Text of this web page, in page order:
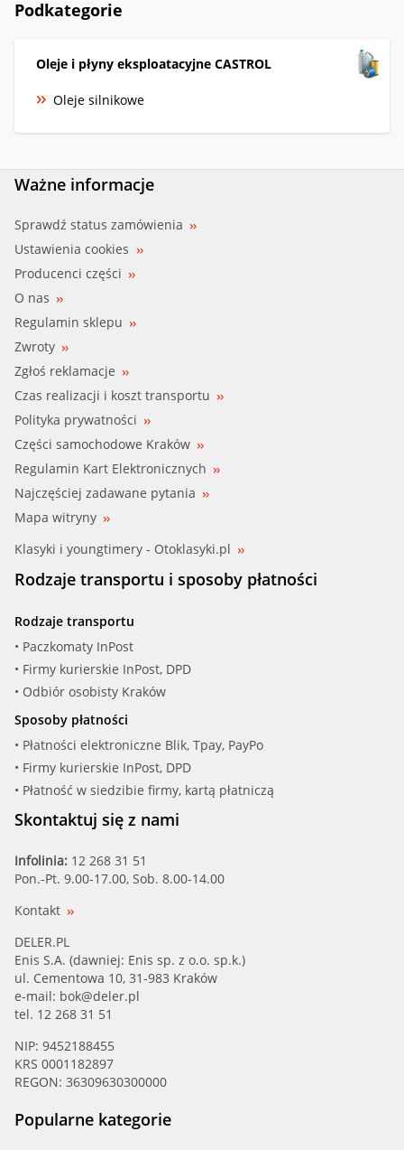
Podkategorie
Oleje i płyny eksploatacyjne CASTROL
Oleje silnikowe
Ważne informacje
Sprawdź status zamówienia
Ustawienia cookies
Producenci części
O nas
Regulamin sklepu
Zwroty
Zgłoś reklamacje
Czas realizacji i koszt transportu
Polityka prywatności
Części samochodowe Kraków
Regulamin Kart Elektronicznych
Najczęściej zadawane pytania
Mapa witryny
Klasyki i youngtimery - Otoklasyki.pl
Rodzaje transportu i sposoby płatności
Rodzaje transportu
• Paczkomaty InPost
• Firmy kurierskie InPost, DPD
• Odbiór osobisty Kraków
Sposoby płatności
• Płatności elektroniczne Blik, Tpay, PayPo
• Firmy kurierskie InPost, DPD
• Płatność w siedzibie firmy, kartą płatniczą
Skontaktuj się z nami
Infolinia: 12 268 31 51
Pon.-Pt. 9.00-17.00, Sob. 8.00-14.00
Kontakt
DELER.PL
Enis S.A. (dawniej: Enis sp. z o.o. sp.k.)
ul. Cementowa 10, 31-983 Kraków
e-mail: bok@deler.pl
tel. 12 268 31 51
NIP: 9452188455
KRS 0001182897
REGON: 36309630300000
Popularne kategorie